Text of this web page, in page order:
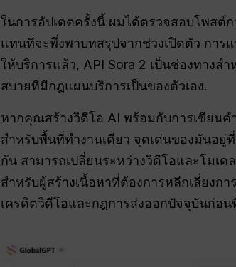
ในการอัปเดตครั้งนี้ ผมได้ตรวจสอบโพสต์
แทนที่จะพึ่งพาบทสรุปจากช่วงเปิดตัว การ
ให้บริการแล้ว, API Sora 2 เป็นช่องทาง
สบายที่มีกฎแผนบริการเป็นของตัวเอง.
หากคุณสร้างวิดีโอ AI พร้อมกับการเขียนค
สำหรับพื้นที่ทำงานเดียว จุดเด่นของมันอ
กัน สามารถเปลี่ยนระหว่างวิดีโอและโมเ
สำหรับผู้สร้างเนื้อหาที่ต้องการหลีกเลี่ยง
เครดิตวิดีโอและกฎการส่งออกปัจจุบันก่อ